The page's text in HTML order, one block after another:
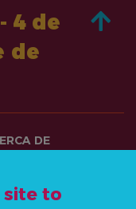
4 de
de
DE
Y RECURSOS
site to